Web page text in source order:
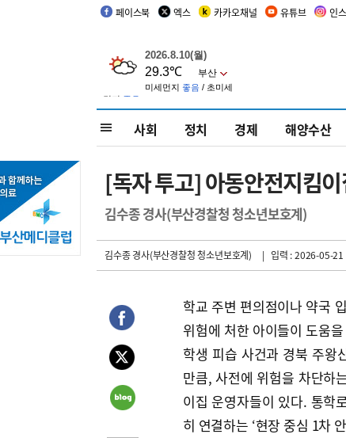
페이스북 엑스 카카오채널 유튜브 인
사회 정치 경제 해양수산
[독자 투고] 아동안전지킴
김수종 경사(부산경찰청 청소년보호계)
김수종 경사(부산경찰청 청소년보호계) | 입력 : 2026-05-21
학교 주변 편의점이나 약국
위험에 처한 아이들이 도움
학생 피습 사건과 경북 주왕
만큼, 사전에 위험을 차단하
이집 운영자들이 있다. 통학
히 연결하는 ‘현장 중심 1차